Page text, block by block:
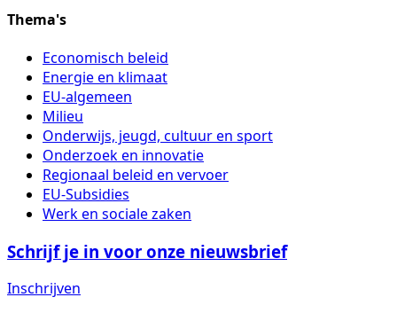
Thema's
Economisch beleid
Energie en klimaat
EU-algemeen
Milieu
Onderwijs, jeugd, cultuur en sport
Onderzoek en innovatie
Regionaal beleid en vervoer
EU-Subsidies
Werk en sociale zaken
Schrijf je in voor onze nieuwsbrief
Inschrijven